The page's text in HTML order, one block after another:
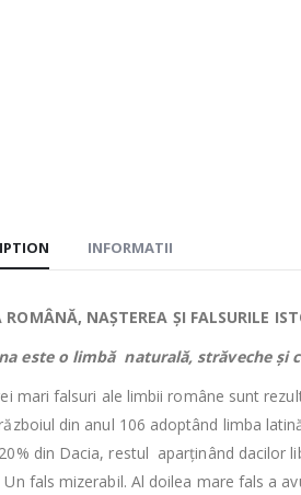
INFORMATII
ROMÂNĂ, NAȘTEREA ȘI FALSURILE
este o limbă naturală, străveche
mari falsuri ale limbii române sunt
din anul 106 adoptând limba
din Dacia, restul aparținând dacilor
Un fals mizerabil. Al doilea mare fals a